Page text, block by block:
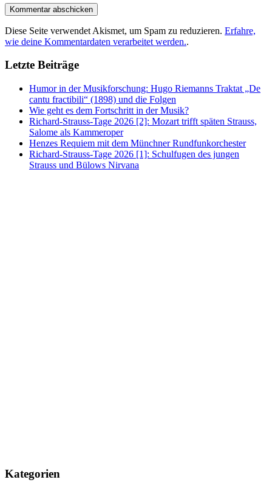
Diese Seite verwendet Akismet, um Spam zu reduzieren. Erfahre,
wie deine Kommentardaten verarbeitet werden..
Letzte Beiträge
Humor in der Musikforschung: Hugo Riemanns Traktat „De
cantu fractibili“ (1898) und die Folgen
Wie geht es dem Fortschritt in der Musik?
Richard-Strauss-Tage 2026 [2]: Mozart trifft späten Strauss,
Salome als Kammeroper
Henzes Requiem mit dem Münchner Rundfunkorchester
Richard-Strauss-Tage 2026 [1]: Schulfugen des jungen
Strauss und Bülows Nirvana
Kategorien